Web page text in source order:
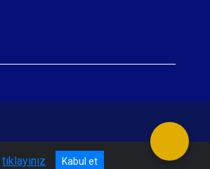
tıklayınız Kabul et